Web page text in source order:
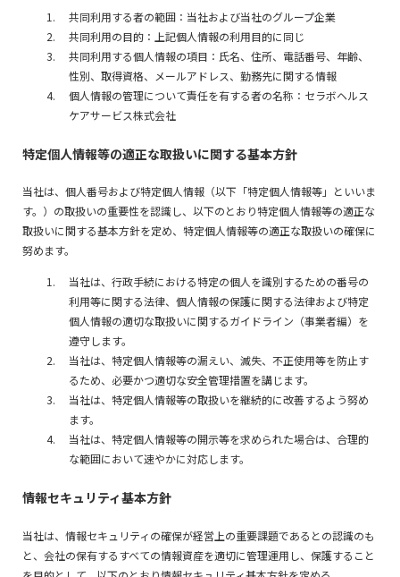
共同利用する者の範囲：当社および当社のグループ企業
共同利用の目的：上記個人情報の利用目的に同じ
共同利用する個人情報の項目：氏名、住所、電話番号、年齢、
性別、取得資格、メールアドレス、勤務先に関する情報
個人情報の管理について責任を有する者の名称：セラボヘルス
ケアサービス株式会社
特定個人情報等の適正な取扱いに関する基本方針
当社は、個人番号および特定個人情報（以下「特定個人情報等」といいま
す。）の取扱いの重要性を認識し、以下のとおり特定個人情報等の適正な
取扱いに関する基本方針を定め、特定個人情報等の適正な取扱いの確保に
努めます。
当社は、行政手続における特定の個人を識別するための番号の
利用等に関する法律、個人情報の保護に関する法律および特定
個人情報の適切な取扱いに関するガイドライン（事業者編）を
遵守します。
当社は、特定個人情報等の漏えい、滅失、不正使用等を防止す
るため、必要かつ適切な安全管理措置を講じます。
当社は、特定個人情報等の取扱いを継続的に改善するよう努め
ます。
当社は、特定個人情報等の開示等を求められた場合は、合理的
な範囲において速やかに対応します。
情報セキュリティ基本方針
当社は、情報セキュリティの確保が経営上の重要課題であるとの認識のも
と、会社の保有するすべての情報資産を適切に管理運用し、保護すること